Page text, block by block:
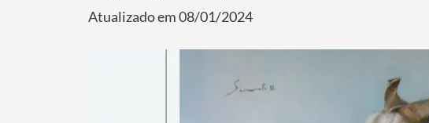
Atualizado em 08/01/2024